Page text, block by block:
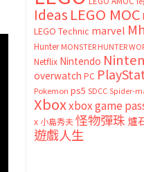
Ideas LEGO MOC
LEGO Technic marvel
Hunter MONSTER HUNTER
Netflix Nintendo
overwatch PC
Pokemon ps5 SDCC Spider-
Xboxxbox game
x 小島秀夫怪物彈珠 爐
遊戲人生